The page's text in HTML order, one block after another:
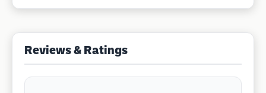
Reviews & Ratings